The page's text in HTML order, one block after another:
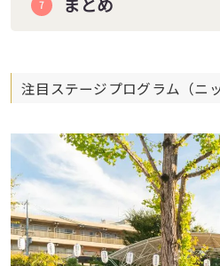
注目ステージプログラム（ニ